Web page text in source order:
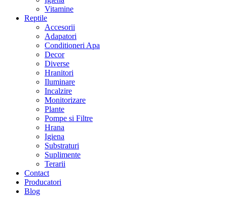
Vitamine
Reptile
Accesorii
Adapatori
Conditioneri Apa
Decor
Diverse
Hranitori
Iluminare
Incalzire
Monitorizare
Plante
Pompe si Filtre
Hrana
Igiena
Substraturi
Suplimente
Terarii
Contact
Producatori
Blog